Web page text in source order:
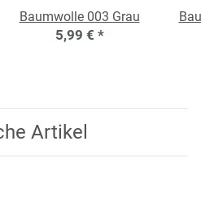
Baumwolle 003 Grau
5,99 € *
Artikel